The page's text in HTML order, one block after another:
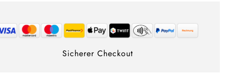
Sicherer Checkout